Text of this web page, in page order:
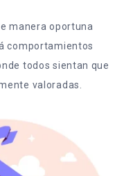
manera oportuna
comportamientos
todos sientan que
valoradas.